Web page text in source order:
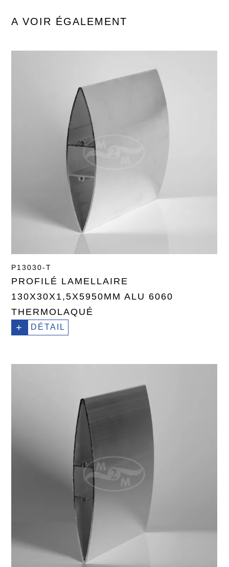
A VOIR ÉGALEMENT
P13030-T
PROFILÉ LAMELLAIRE
130X30X1,5X5950MM ALU 6060
THERMOLAQUÉ
+ DÉTAIL